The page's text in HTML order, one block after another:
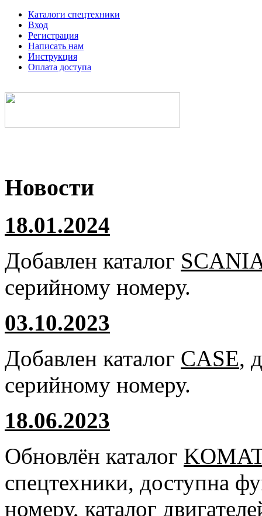
Каталоги спецтехники
Вход
Регистрация
Написать нам
Инструкция
Оплата доступа
Новости
18.01.2024
Добавлен каталог
серийному номеру.
03.10.2023
Добавлен каталог CASE,
серийному номеру.
18.06.2023
Обновлён каталог
спецтехники, доступна
номеру, каталог